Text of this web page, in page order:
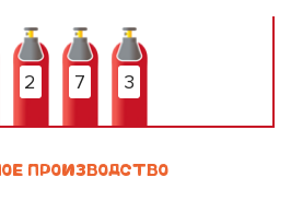
2 7 3
ПРОИЗВОДСТВО